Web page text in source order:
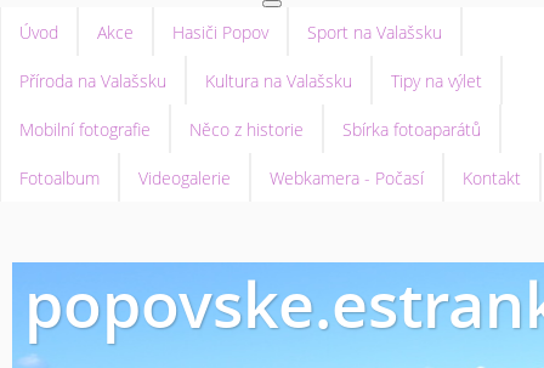
Úvod Akce Hasiči Popov Sport na Valašsku
Příroda na Valašsku Kultura na Valašsku Tipy na výlet
Mobilní fotografie Něco z historie Sbírka fotoaparátů
Fotoalbum Videogalerie Webkamera - Počasí Kontakt